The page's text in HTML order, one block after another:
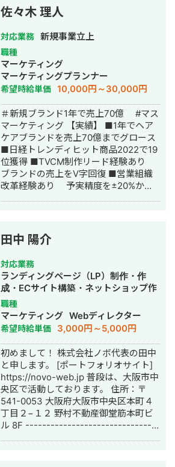
の出店・運用・マーケティング支援 ■
韓国越境EC一元管理ツール「Prime
Shopper」開発・運営 ■ KOSDAQ上
場：韓国情報工学グループ公式代理店
■ NAVER・Kakao・Coupang・新世界
グループなど韓国IT・流通大手とパー
トナー連携 ■ 韓国輸出・越境ECの
Webスクール運営 ■ 京都製品の海外
ECブランド運営 「日本の心を紡ぎ、ア
ジアの暮らしに華を。」をテーマに、
メーカー様・生産者様の想いを大切に
しながら、日本の伝統・文化の価値を
アジアへ届ける支援をしています。
佐々木 理人
対応業務 新規事業立上
職種
マーケティング
マーケティングプランナー
希望時給単価 10,000円～30,000円
＃新規ブランド1年で売上70億 #マス
マーケティング 【実績】 ■1年でヘア
ケアブランドを売上70億までグロース
■日経トレンディヒット商品2022で19
位獲得 ■TVCM制作リード経験あり
ブランドの売上をV字回復 ■営業組織
改革経験あり 予実精度を±20%から
業企画：4年 マーケティング：1年半
■マーケティングコンサル会社を起
業。
田中 陽介
対応業務
ランディングページ（LP）制作・作
成・ECサイト構築・ネットショップ作
成代行・SEO対策・SNS運用代行・記
事作成代行・ライティング・ホームペ
ージ制作・作成・バナー制作・デザイ
ン
職種
マーケティング Webディレクター
希望時給単価 3,000円～5,000円
初めまして！ 株式会社ノボ代表の田中
と申します。 [ポートフォリオサイト]
https://novo-web.jp 普段は、大阪市中
央区で活動しております。 住所：〒
541-0053 大阪府大阪市中央区本町４
丁目２−１２ 野村不動産御堂筋本町ビ
ル 8F --------------------------------